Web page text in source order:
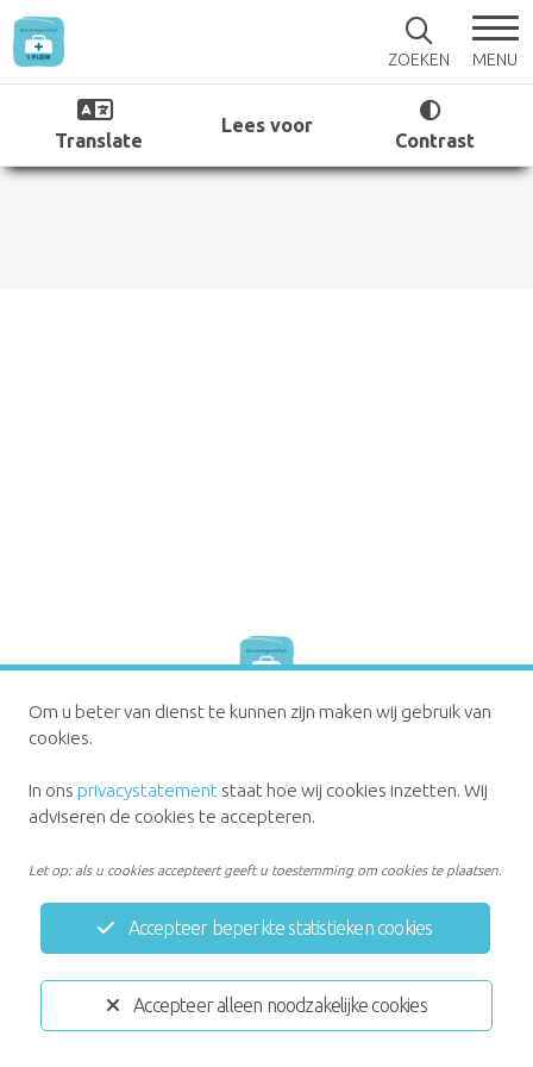
ZOEKEN MENU
Translate
Lees voor
Contrast
Ontwikkeld door:Yardzorgsites.nl
Accepteer alleen noodzakelijke cookies
Accepteer beperkte statistieken cookies
Om u beter van dienst te kunnen zijn maken wij gebruik van
cookies.
In ons privacystatement staat hoe wij cookies inzetten. Wij
adviseren de cookies te accepteren.
Let op: als u cookies accepteert geeft u toestemming om cookies te plaatsen.